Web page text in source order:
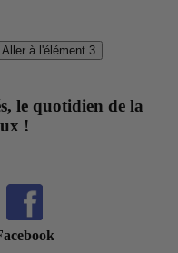
Aller à l'élément 3
le quotidien de la
!